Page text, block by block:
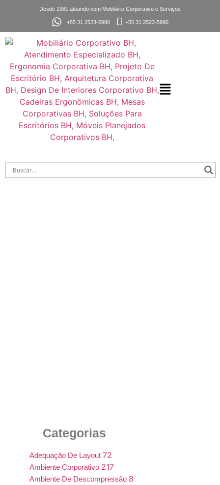
Desde 1981 atuando com Mobiliário Corporativo e Serviços
+55 31 2523-5990 +55 31 2523-5990
Categorias
Adequação De Layout 72
Ambiente Corporativo 217
Ambiente De Descompressão 8